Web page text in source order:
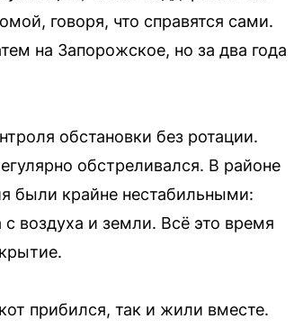
говоря, что справятся сами.
на Запорожское, но за два года
обстановки без ротации.
обстреливался. В районе
были крайне нестабильными:
воздуха и земли. Всё это время
прибился, так и жили вместе.